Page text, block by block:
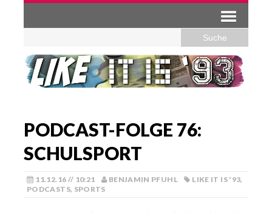
PODCAST-FOLGE 76:
SCHULSPORT
11.12.16 // 10:21 BENJAMIN PFUHL LIKE IT IS '93,
PODCASTS, SPORTS